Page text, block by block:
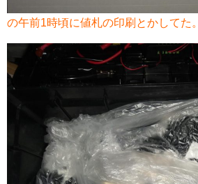
の午前1時頃に値札の印刷とかしてた。